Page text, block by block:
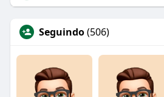
Seguindo(506)